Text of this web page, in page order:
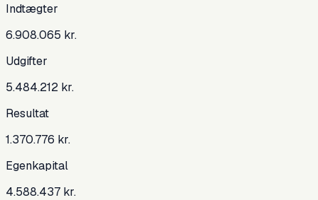
Indtægter
6.908.065 kr.
Udgifter
5.484.212 kr.
Resultat
1.370.776 kr.
Egenkapital
4.588.437 kr.